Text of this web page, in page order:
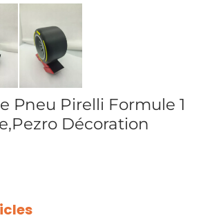
Pneu Pirelli Formule 1
Décoration